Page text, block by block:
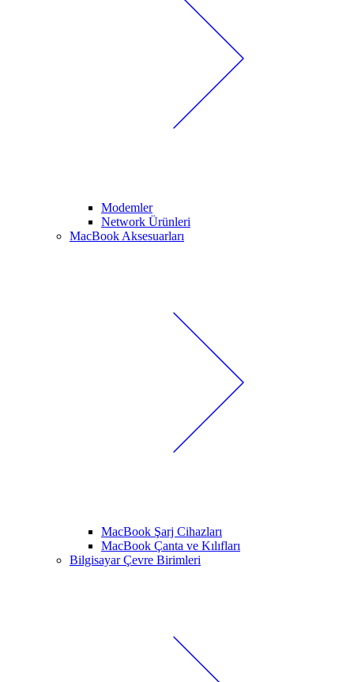
Modemler
Network Ürünleri
MacBook Aksesuarları
MacBook Şarj Cihazları
MacBook Çanta ve Kılıfları
Bilgisayar Çevre Birimleri